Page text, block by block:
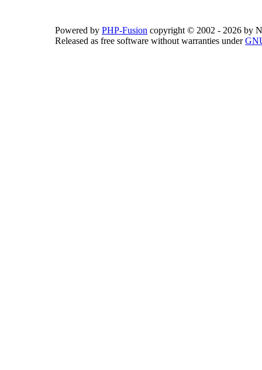
Powered by PHP-Fusion copyright © 2002 - 2026 by
Released as free software without warranties under